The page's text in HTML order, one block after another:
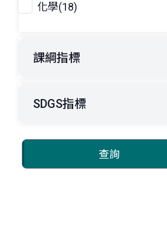
化學(18)
課綱指標
SDGS指標
查詢